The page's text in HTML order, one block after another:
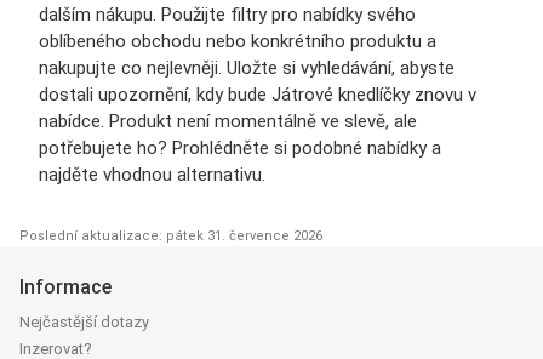
dalším nákupu. Použijte filtry pro nabídky svého
oblíbeného obchodu nebo konkrétního produktu a
nakupujte co nejlevněji. Uložte si vyhledávání, abyste
dostali upozornění, kdy bude Játrové knedlíčky znovu v
nabídce. Produkt není momentálně ve slevě, ale
potřebujete ho? Prohlédněte si podobné nabídky a
najděte vhodnou alternativu.
Poslední aktualizace: pátek 31. července 2026
Informace
Nejčastější dotazy
Inzerovat?